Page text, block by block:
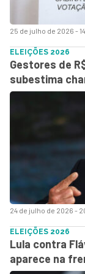
25 de julho de 2026 -
24 de julho de 2026 -
ELEIÇÕES 2026
Gestores de
subestima
ELEIÇÕES 2026
Lula contra
aparece na